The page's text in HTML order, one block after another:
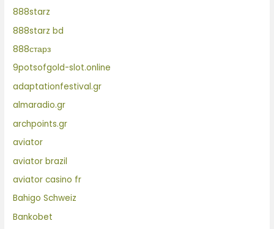
888starz
888starz bd
888старз
9potsofgold-slot.online
adaptationfestival.gr
almaradio.gr
archpoints.gr
aviator
aviator brazil
aviator casino fr
Bahigo Schweiz
Bankobet